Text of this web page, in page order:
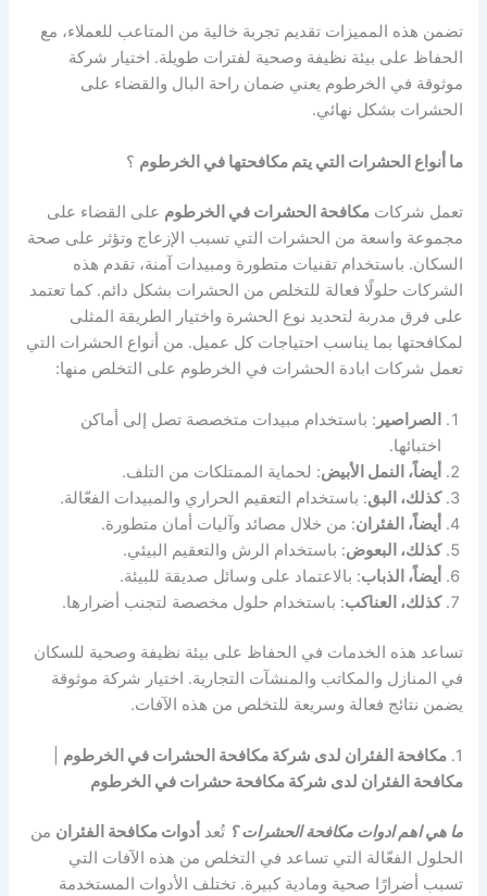
تضمن هذه المميزات تقديم تجربة خالية من المتاعب للعملاء، مع
الحفاظ على بيئة نظيفة وصحية لفترات طويلة. اختيار شركة
موثوقة في الخرطوم يعني ضمان راحة البال والقضاء على
الحشرات بشكل نهائي.
ما أنواع الحشرات التي يتم مكافحتها في الخرطوم ؟
تعمل شركاتمكافحة الحشرات في الخرطوم على القضاء على
مجموعة واسعة من الحشرات التي تسبب الإزعاج وتؤثر على صحة
السكان. باستخدام تقنيات متطورة ومبيدات آمنة، تقدم هذه
الشركات حلولًا فعالة للتخلص من الحشرات بشكل دائم. كما تعتمد
على فرق مدربة لتحديد نوع الحشرة واختيار الطريقة المثلى
لمكافحتها بما يناسب احتياجات كل عميل. من أنواع الحشرات التي
تعمل شركات ابادة الحشرات في الخرطوم على التخلص منها:
الصراصير : باستخدام مبيدات متخصصة تصل إلى أماكن
اختبائها.
أيضاً، النمل الأبيض: لحماية الممتلكات من التلف.
كذلك، البق: باستخدام التعقيم الحراري والمبيدات الفعّالة.
أيضاً، الفئران: من خلال مصائد وآليات أمان متطورة.
كذلك، البعوض: باستخدام الرش والتعقيم البيئي.
أيضاً، الذباب: بالاعتماد على وسائل صديقة للبيئة.
كذلك، العناكب: باستخدام حلول مخصصة لتجنب أضرارها.
تساعد هذه الخدمات في الحفاظ على بيئة نظيفة وصحية للسكان
في المنازل والمكاتب والمنشآت التجارية. اختيار شركة موثوقة
يضمن نتائج فعالة وسريعة للتخلص من هذه الآفات.
1. مكافحة الفئران لدى شركة مكافحة الحشرات في الخرطوم
مكافحة الفئران لدى شركة مكافحة حشرات في الخرطوم
ما هي اهم ادوات مكافحة الحشرات ؟ تُعد أدوات مكافحة الفئران من
الحلول الفعّالة التي تساعد في التخلص من هذه الآفات التي
تسبب أضرارًا صحية ومادية كبيرة. تختلف الأدوات المستخدمة